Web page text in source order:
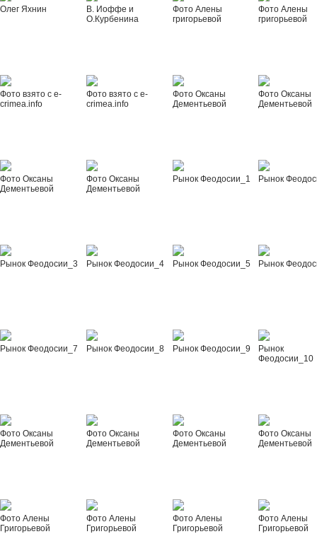
Олег Яхнин
В. Иоффе и
О.Курбенина
Фото Алены
григорьевой
Фото Алены
григорьевой
Фото взято с e-
crimea.info
Фото взято с e-
crimea.info
Фото Оксаны
Дементьевой
Фото Оксаны
Дементьевой
Фото Оксаны
Дементьевой
Фото Оксаны
Дементьевой
Рынок Феодосии_1 Рынок
Рынок Феодосии_3 Рынок Феодосии_4 Рынок Феодосии_5 Рынок
Рынок Феодосии_7 Рынок Феодосии_8 Рынок Феодосии_9
Рынок
Феодосии_10
Фото Оксаны
Дементьевой
Фото Оксаны
Дементьевой
Фото Оксаны
Дементьевой
Фото Оксаны
Дементьевой
Фото Алены
Григорьевой
Фото Алены
Григорьевой
Фото Алены
Григорьевой
Фото Алены
Григорьевой